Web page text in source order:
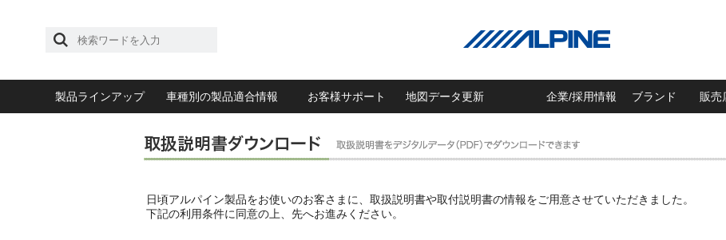
製品ラインアップ 車種別の製品適合情報 お客様サポート 地図データ更新 企業/採用情報 ブランド 販売
日頃アルパイン製品をお使いのお客さまに、取扱説明書や取付説明書の情報をご用意させていただきました。
下記の利用条件に同意の上、先へお進みください。